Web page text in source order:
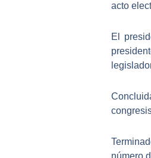
acto
El
número